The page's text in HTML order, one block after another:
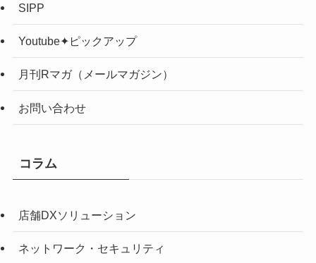
SIPP
Youtube✦ピックアップ
月刊Rマガ（メールマガジン）
お問い合わせ
コラム
店舗DXソリューション
ネットワーク・セキュリティ